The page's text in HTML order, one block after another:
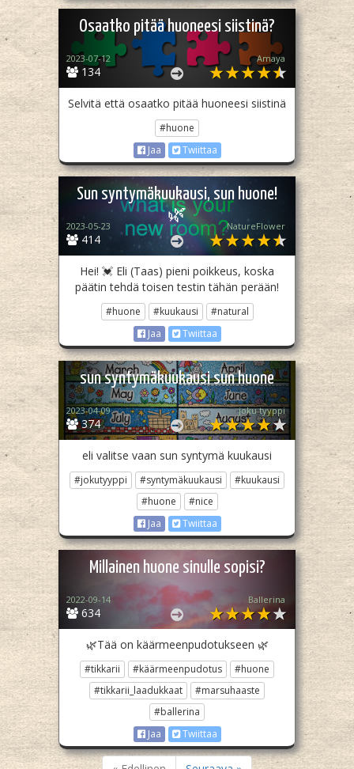
Osaatko pitää huoneesi siistinä?
134
2023-07-12 Amaya
Selvitä että osaatko pitää huoneesi siistinä
#huone
Jaa
Twiittaa
Sun syntymäkuukausi, sun huone!
🌿
414
2023-05-23 NatureFlower
Hei! 💓 Eli (Taas) pieni poikkeus, koska
päätin tehdä toisen testin tähän perään!
#huone #kuukausi
#natural
Jaa
Twiittaa
sun syntymäkuukausi sun huone
374
2023-04-09 joku tyyppi
eli valitse vaan sun syntymä kuukausi
#jokutyyppi #syntymäkuukausi
#kuukausi
#huone
#nice
Jaa
Twiittaa
Millainen huone sinulle sopisi?
634
2022-09-14 Ballerina
🌿Tää on käärmeenpudotukseen 🌿
#tikkarii #käärmeenpudotus
#huone
#tikkarii_laadukkaat
#marsuhaaste
#ballerina
Jaa
Twiittaa